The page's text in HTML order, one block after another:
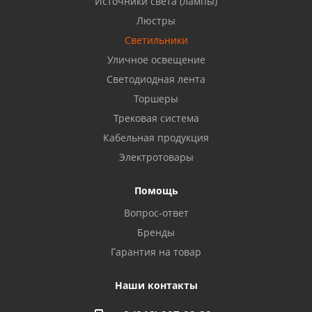
Бузулук, ул. Октябрьская, 24
Балаково, ул. Комарова, 55
Октябрьский, ул. Свердлова, 28
Азнакаево, ул. Булгар, 2. ТЦ "Акчарлак"
Стерлитамак, ул. Вокзальная, 13
Люстры
Светильники
Уличное освещение
Светодиодная лента
Торшеры
Трековая система
Кабельная продукция
Электротовары
Помощь
Вопрос-ответ
Бренды
Гарантия на товар
Наши контакты